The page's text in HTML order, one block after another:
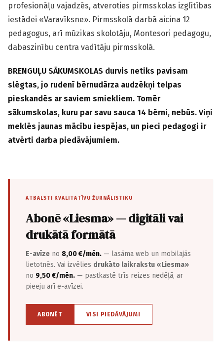
profesionāļu vajadzēs, atveroties pirmsskolas izglītības
iestādei «Varavīksne». Pirmsskolā darbā aicina 12
pedagogus, arī mūzikas skolotāju, Montesori pedagogu,
dabaszinību centra vadītāju pirmsskolā.
BRENGUĻU SĀKUMSKOLAS durvis netiks pavisam
slēgtas, jo rudenī bērnudārza audzēkņi telpas
pieskandēs ar saviem smiekliem. Tomēr
sākumskolas, kuru par savu sauca 14 bērni, nebūs. Viņi
meklēs jaunas mācību iespējas, un pieci pedagogi ir
atvērti darba piedāvājumiem.
ATBALSTI KVALITATĪVU ŽURNĀLISTIKU
Abonē «Liesma» — digitāli vai
drukātā formātā
E-avīze no 8,00 €/mēn. — lasāma web un mobilajās
lietotnēs. Vai izvēlies drukāto laikrakstu «Liesma»
no 9,50 €/mēn. — pastkastē trīs reizes nedēļā, ar
pieeju arī e-avīzei.
ABONĒT VISI PIEDĀVĀJUMI